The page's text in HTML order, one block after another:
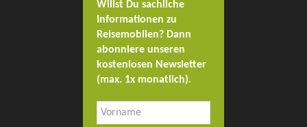
Willst Du sachliche
Informationen zu
Reisemobilen? Dann
abonniere unseren
kostenlosen Newsletter
(max. 1x monatlich).